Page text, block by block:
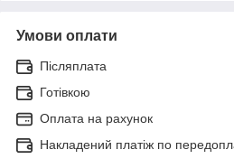
Умови оплати
Післяплата
Готівкою
Оплата на рахунок
Накладений платіж по